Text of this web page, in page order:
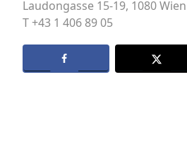
Laudongasse 15-19, 1080 Wien
T +43 1 406 89 05